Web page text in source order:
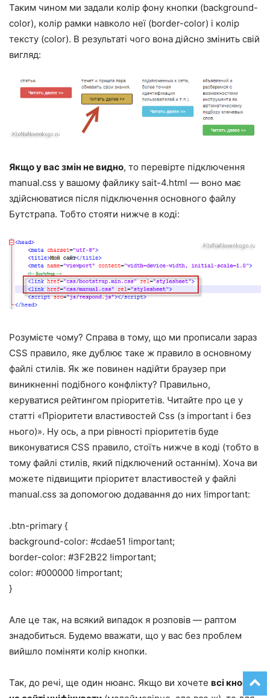
Таким чином ми задали колір фону кнопки (background-
color), колір рамки навколо неї (border-color) і колір
тексту (color). В результаті чого вона дійсно змінить свій
вигляд:
Якщо у вас змін не видно, то перевірте підключення
manual.css у вашому файлику sait-4.html — воно має
здійснюватися після підключення основного файлу
Бутстрапа. Тобто стояти нижче в коді:
Розумієте чому? Справа в тому, що ми прописали зараз
CSS правило, яке дублює таке ж правило в основному
файлі стилів. Як же повинен надійти браузер при
виникненні подібного конфлікту? Правильно,
керуватися рейтингом пріоритетів. Читайте про це у
статті «Пріоритети властивостей Css (з important і без
нього)». Ну ось, а при рівності пріоритетів буде
виконуватися CSS правило, стоїть нижче в коді (тобто в
тому файлі стилів, який підключений останнім). Хоча ви
можете підвищити пріоритет властивостей у файлі
manual.css за допомогою додавання до них !important:
.btn-primary {
background-color: #cdae51 !important;
border-color: #3F2B22 !important;
color: #000000 !important;
}
Але це так, на всякий випадок я розповів — раптом
знадобиться. Будемо вважати, що у вас без проблем
вийшло поміняти колір кнопки.
Так, до речі, ще один нюанс. Якщо ви хочете всі кнопки